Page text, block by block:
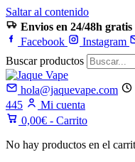
Saltar al contenido
Envios en 24/48h
Facebook
Instagram
Buscar productos
hola@jaquevape.com
445
Mi cuenta
0,00€ - Carrito
No hay productos en el